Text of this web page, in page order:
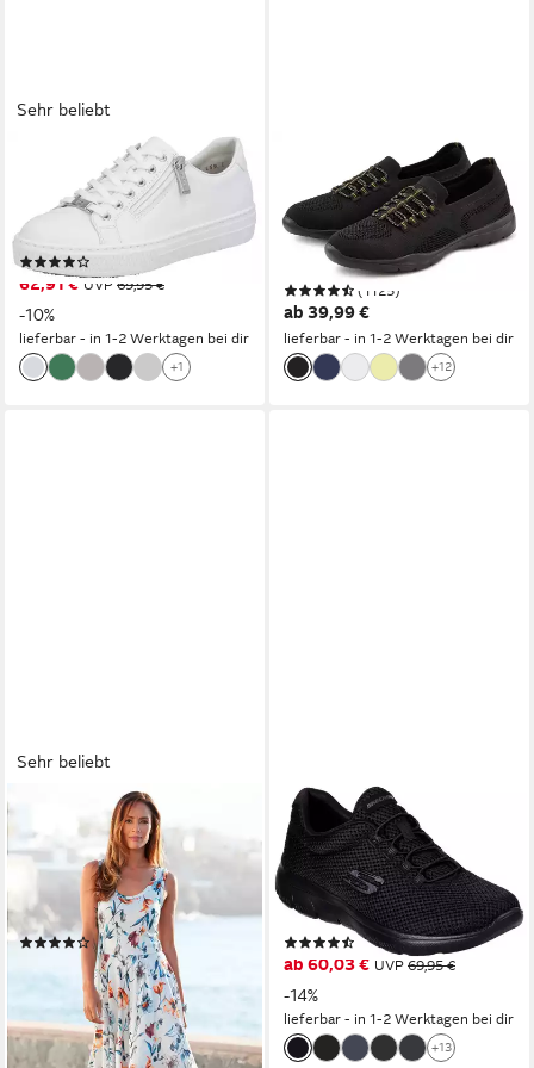
Sehr beliebt
Sneaker mit Memosoft-
Innensohle, Freizeitschuh,
Halbschuh, Schnürschuh
62,91 € UVP 69,95 €
-10%
lieferbar - in 1-2 Werktagen bei dir
+1
Slipper, Halbschuh, Slip-On-
Sneaker, Sneaker aus
leichtem Textil-Material
VEGAN
(1125)
ab 39,99 €
lieferbar - in 1-2 Werktagen bei dir
+12
Sehr beliebt
VIVANCE BY LASCANA
Jerseykleid mit Blumendruck
und schwingendem Rock
bedrucktes Sommerkleid,
Strandkleid, lockeres
Trägerkleid(532)
49,99 €
lieferbar in 10 Wochen
SKECHERS
SUMMITS Slip-On Sneaker
Freizeitschuh, Halbschuh,
Schlupfschuh mit
komfortabler Innensohle
(1229)
ab 60,03 € UVP 69,95 €
-14%
lieferbar - in 1-2 Werktagen bei dir
+13